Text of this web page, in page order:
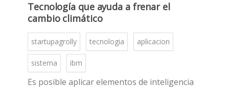
Tecnología que ayuda a frenar el
cambio climático
startupagrolly tecnologia aplicacion
sistema ibm
Es posible aplicar elementos de inteligencia